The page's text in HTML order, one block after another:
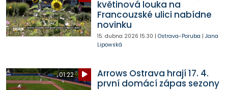
květinová louka na
Francouzské ulici nabídne
novinku
15. dubna 2026 15:30 | Ostrava-Poruba | Jana
Lipowská
01:22
Arrows Ostrava hrají 17. 4.
první domácí zápas sezony